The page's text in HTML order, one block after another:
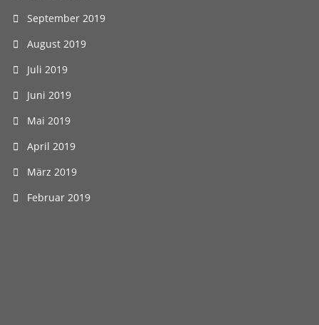
September 2019
August 2019
Juli 2019
Juni 2019
Mai 2019
April 2019
März 2019
Februar 2019